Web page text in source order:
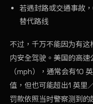
若遇封路或交通事故
替代路线
不过，千万不能因为有
内安全驾驶。美国的高
（mph），通常会有10
值，但也可能超出1 英里
罚款依照当时警察测到的